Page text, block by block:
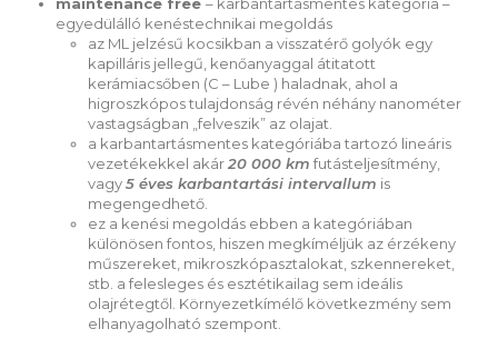
egyedülálló kenéstechnikai megoldás
az ML jelzésű kocsikban a visszatérő golyók egy
kapilláris jellegű, kenőanyaggal átitatott
kerámiacsőben (C – Lube ) haladnak, ahol a
higroszkópos tulajdonság révén néhány nanométer
vastagságban „felveszik” az olajat.
a karbantartásmentes kategóriába tartozó lineáris
vezetékekkel akár20 000 km futásteljesítmény,
vagy5 éves karbantartási intervallum is
megengedhető.
ez a kenési megoldás ebben a kategóriában
különösen fontos, hiszen megkíméljük az érzékeny
műszereket, mikroszkópasztalokat, szkennereket,
stb. a felesleges és esztétikailag sem ideális
olajrétegtől. Környezetkímélő következmény sem
elhanyagolható szempont.